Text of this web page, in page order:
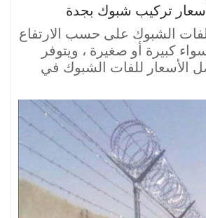
تركيب شبوك بجدة
الشبوك على حسب الارتفاع
كبيرة أو صغيرة ، ويتوفر
الأسعار للفات الشبوك في